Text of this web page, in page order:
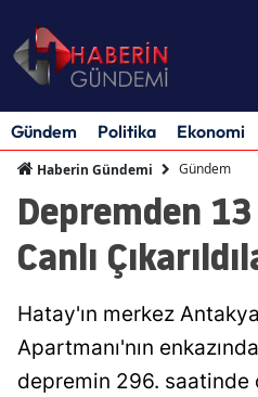
Gündem Politika Ekonomi
Haberin Gündemi Gündem
Depremden
Canlı
Hatay'ın merkez
Apartmanı'nın
depremin 296. saatinde